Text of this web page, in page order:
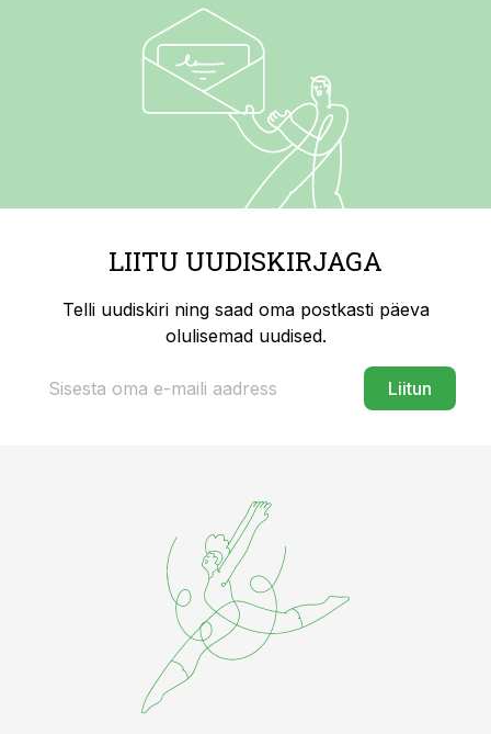
LIITU UUDISKIRJAGA
Telli uudiskiri ning saad oma postkasti päeva
olulisemad uudised.
Liitun